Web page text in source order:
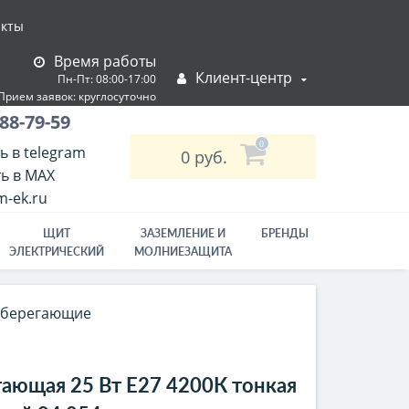
Время работы
Пн-Пт: 08:00-17:00
заявок: круглосуточно
Режим работы склада:
пн-пт: 10:00–17:00
Клиент-центр
79-59
в telegram
в MAX
ek.ru
0 руб.
0
ЩИТ
ЭЛЕКТРИЧЕСКИЙ
ЗАЗЕМЛЕНИЕ И
МОЛНИЕЗАЩИТА
БРЕНДЫ
25 Вт Е27 4200К тонкая